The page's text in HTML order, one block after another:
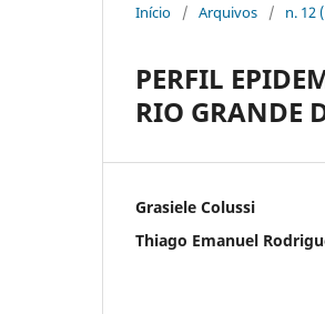
Início / Arquivos / n. 12
PERFIL
RIO GRANDE
Grasiele Colussi
Thiago Emanuel